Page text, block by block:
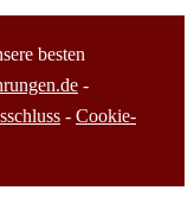
besten
-
- Cookie-